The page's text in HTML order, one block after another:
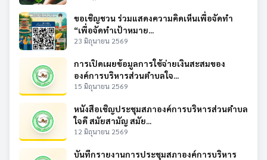
ขอเชิญชวน ร่วมแสดงความคิดเห็นเพื่อจัดทำ
“เพื่อจัดทำเป้าหมาย...
23 มิถุนายน 2569
การเปิดเผยข้อมูลการใช้จ่ายเงินสะสมของ
องค์การบริหารส่วนตำบลใจ...
15 มิถุนายน 2569
หนังสือเชิญประชุมสภาองค์การบริหารส่วนตำบล
ใจดี สมัยสามัญ สมัย...
12 มิถุนายน 2569
บันทึกรายงานการประชุมสภาองค์การบริหาร